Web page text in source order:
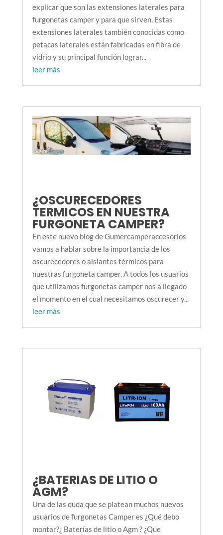
explicar que son las extensiones laterales para
furgonetas camper y para que sirven. Estas
extensiones laterales también conocidas como
petacas laterales están fabricadas en fibra de
vidrio y su principal función lograr...
leer más
¿OSCURECEDORES
TERMICOS EN NUESTRA
FURGONETA CAMPER?
En este nuevo blog de Gumercamperaccesorios
vamos a hablar sobre la importancia de los
oscurecedores o aislantes térmicos para
nuestras furgoneta camper. A todos los usuarios
que utilizamos furgonetas camper nos a llegado
el momento en el cual necesitamos oscurecer y...
leer más
¿BATERIAS DE LITIO O
AGM?
Una de las duda que se platean muchos nuevos
usuarios de furgonetas Camper es ¿Qué debo
montar?¿ Baterías de litio o Agm ? ¿Que